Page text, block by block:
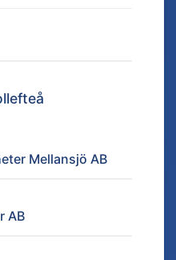
Mellansjö AB
AB